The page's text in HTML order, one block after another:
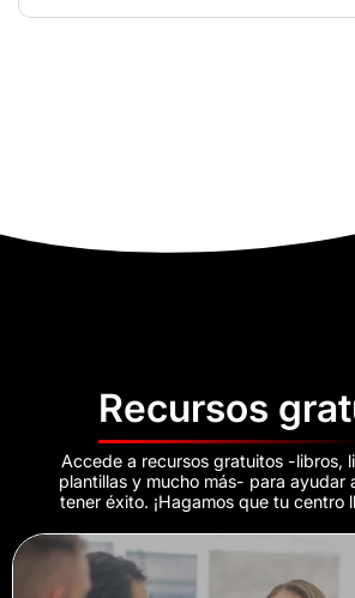
Recursos
Accede a recursos gratuitos -libros,
plantillas y mucho más- para ayudar
tener éxito. ¡Hagamos que tu centro